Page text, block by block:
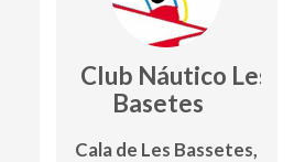
Club Náutico Les
Basetes
Cala de Les Bassetes,